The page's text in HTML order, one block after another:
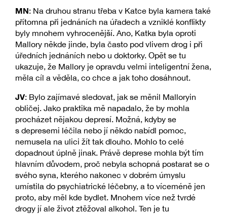
MN: Na druhou stranu třeba v Katce byla kamera také
přítomna při jednáních na úřadech a vzniklé konflikty
byly mnohem vyhrocenější. Ano, Katka byla oproti
Mallory někde jinde, byla často pod vlivem drog i při
úředních jednáních nebo u doktorky. Opět se tu
ukazuje, že Mallory je opravdu velmi inteligentní žena,
měla cíl a věděla, co chce a jak toho dosáhnout.
JV: Bylo zajímavé sledovat, jak se měnil Malloryin
obličej. Jako praktika mě napadalo, že by mohla
procházet nějakou depresí. Možná, kdyby se
s depresemi léčila nebo jí někdo nabídl pomoc,
nemusela na ulici žít tak dlouho. Mohlo to celé
dopadnout úplně jinak. Právě deprese mohla být tím
hlavním důvodem, proč nebyla schopná postarat se o
svého syna, kterého nakonec v dobrém úmyslu
umístila do psychiatrické léčebny, a to víceméně jen
proto, aby měl kde bydlet. Mnohem více než tvrdé
drogy jí ale život ztěžoval alkohol. Ten je tu